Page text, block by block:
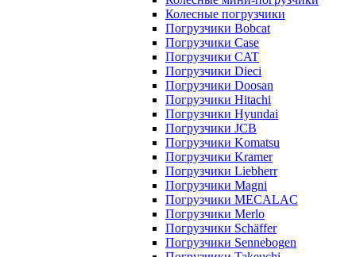
Колесные погрузчики
Погрузчики Bobcat
Погрузчики Case
Погрузчики CAT
Погрузчики Dieci
Погрузчики Doosan
Погрузчики Hitachi
Погрузчики Hyundai
Погрузчики JCB
Погрузчики Komatsu
Погрузчики Kramer
Погрузчики Liebherr
Погрузчики Magni
Погрузчики MECALAC
Погрузчики Merlo
Погрузчики Schäffer
Погрузчики Sennebogen